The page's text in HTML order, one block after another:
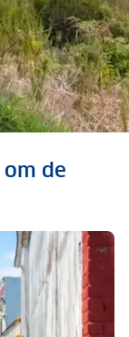
je
Europa
de